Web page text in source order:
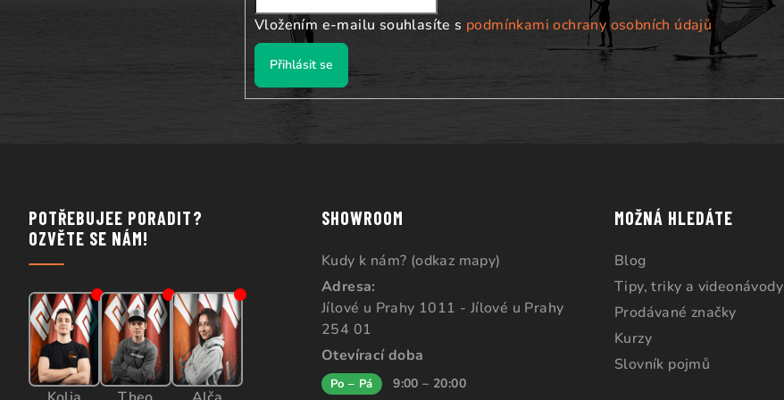
u
Vložením e-mailu souhlasíte s podmínkami ochrany osobních údajů
Přihlásit se
POTŘEBUJEE PORADIT?
OZVĚTE SE NÁM!
SHOWROOM
Kudy k nám? (odkaz mapy)
Adresa:
Jílové u Prahy 1011 - Jílové u Prahy
254 01
Otevírací doba
Po – Pá 9:00 – 20:00
MOŽNÁ HLEDÁTE
Blog
Tipy, triky a videonávody
Prodávané značky
Kurzy
Slovník pojmů